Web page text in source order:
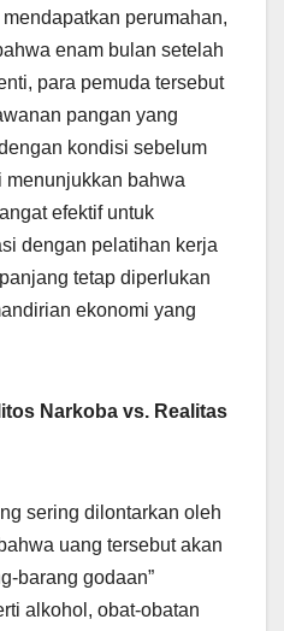
perumahan,
enam bulan setelah
para pemuda tersebut
pangan yang
kondisi sebelum
menunjukkan bahwa
efektif untuk
dengan pelatihan kerja
tetap diperlukan
ekonomi yang
Narkoba vs. Realitas
sering dilontarkan oleh
uang tersebut akan
barang godaan”
alkohol, obat-obatan